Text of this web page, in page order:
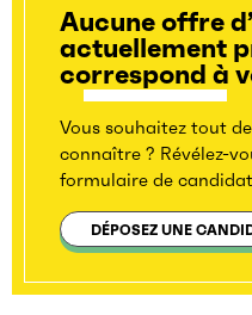
Aucune offre
actuellement
correspond à
Vous souhaitez tout
connaître ? Révélez-
formulaire de
DÉPOSEZ UNE